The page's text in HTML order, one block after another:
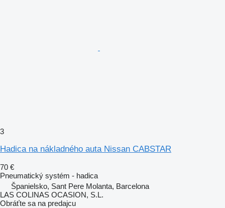
3
Hadica na nákladného auta Nissan CABSTAR
70 €
Pneumatický systém - hadica
Španielsko, Sant Pere Molanta, Barcelona
LAS COLINAS OCASION, S.L.
Obráťte sa na predajcu